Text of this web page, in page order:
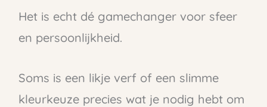
Het is echt dé gamechanger voor sfeer
en persoonlijkheid.
Soms is een likje verf of een slimme
kleurkeuze precies wat je nodig hebt om